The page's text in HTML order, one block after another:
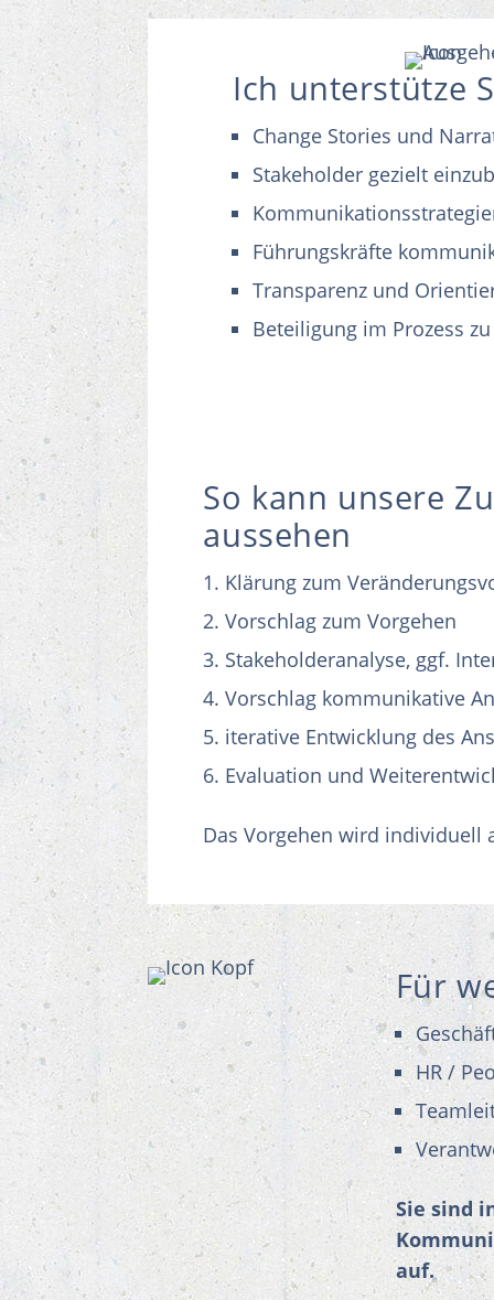
Ich unterstütze
Change Stories und
Stakeholder gezielt
Führungskräfte
Transparenz und
Beteiligung im Prozess
So kann unsere
aussehen
Klärung zum
Vorschlag zum Vorgehen
Stakeholderanalyse, ggf.
Vorschlag kommunikative
iterative Entwicklung des
Evaluation und
Das Vorgehen wird
Für
HR /
Sie sind
auf.